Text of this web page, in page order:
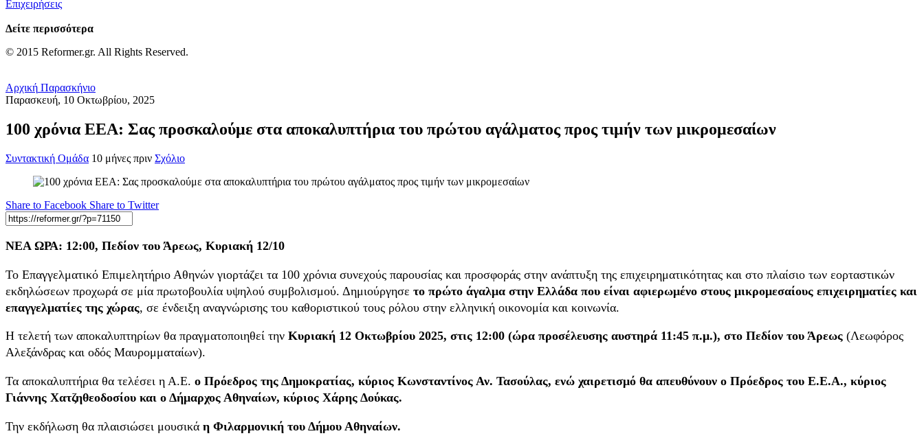
Επιχειρήσεις
Δείτε περισσότερα
© 2015 Reformer.gr. All Rights Reserved.
Αρχική Παρασκήνιο
Παρασκευή, 10 Οκτωβρίου, 2025
100 χρόνια ΕΕΑ: Σας προσκαλούμε στα αποκαλυπτήρια του πρώτου αγάλματος προς τιμήν των μικρομεσαίων
Συντακτική Ομάδα 10 μήνες πριν Σχόλιο
Share to Facebook Share to Twitter
ΝΕΑ ΩΡΑ: 12:00, Πεδίον του Άρεως, Κυριακή 12/10
Το Επαγγελματικό Επιμελητήριο Αθηνών γιορτάζει τα 100 χρόνια συνεχούς παρουσίας και προσφοράς στην ανάπτυξη της επιχειρηματικότητας και στο πλαίσιο των εορταστικών
εκδηλώσεων προχωρά σε μία πρωτοβουλία υψηλού συμβολισμού. Δημιούργησε το πρώτο άγαλμα στην Ελλάδα που είναι αφιερωμένο στους μικρομεσαίους επιχειρηματίες και
επαγγελματίες της χώρας, σε ένδειξη αναγνώρισης του καθοριστικού τους ρόλου στην ελληνική οικονομία και κοινωνία.
Η τελετή των αποκαλυπτηρίων θα πραγματοποιηθεί την Κυριακή 12 Οκτωβρίου 2025, στις 12:00 (ώρα προσέλευσης αυστηρά 11:45 π.μ.), στο Πεδίον του Άρεως (Λεωφόρος
Αλεξάνδρας και οδός Μαυρομματαίων).
Τα αποκαλυπτήρια θα τελέσει η Α.Ε. ο Πρόεδρος της Δημοκρατίας, κύριος Κωνσταντίνος Αν. Τασούλας, ενώ χαιρετισμό θα απευθύνουν ο Πρόεδρος του Ε.Ε.Α., κύριος
Γιάννης Χατζηθεοδοσίου και ο Δήμαρχος Αθηναίων, κύριος Χάρης Δούκας.
Την εκδήλωση θα πλαισιώσει μουσικά η Φιλαρμονική του Δήμου Αθηναίων.